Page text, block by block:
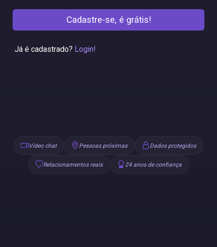
Cadastre-se, é grátis!
Já é cadastrado? Login!
Vídeo chat Pessoas próximas Dados protegidos
Relacionamentos reais 24 anos de confiança